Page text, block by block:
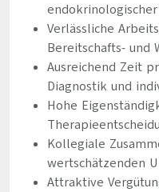
Verlässliche
Bereitschafts- und
Ausreichend Zeit
Diagnostik und
Hohe
Kollegiale
wertschätzenden
Attraktive